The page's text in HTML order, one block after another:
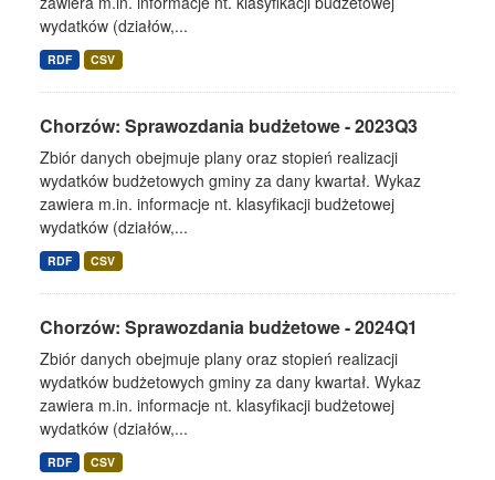
wydatków (działów,...
RDF CSV
Chorzów: Sprawozdania budżetowe - 2023Q3
Zbiór danych obejmuje plany oraz stopień realizacji
wydatków budżetowych gminy za dany kwartał. Wykaz
zawiera m.in. informacje nt. klasyfikacji budżetowej
wydatków (działów,...
RDF CSV
Chorzów: Sprawozdania budżetowe - 2024Q1
Zbiór danych obejmuje plany oraz stopień realizacji
wydatków budżetowych gminy za dany kwartał. Wykaz
zawiera m.in. informacje nt. klasyfikacji budżetowej
wydatków (działów,...
RDF CSV